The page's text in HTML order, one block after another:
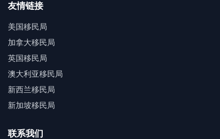
友情链接
美国移民局
加拿大移民局
英国移民局
澳大利亚移民局
新西兰移民局
新加坡移民局
联系我们